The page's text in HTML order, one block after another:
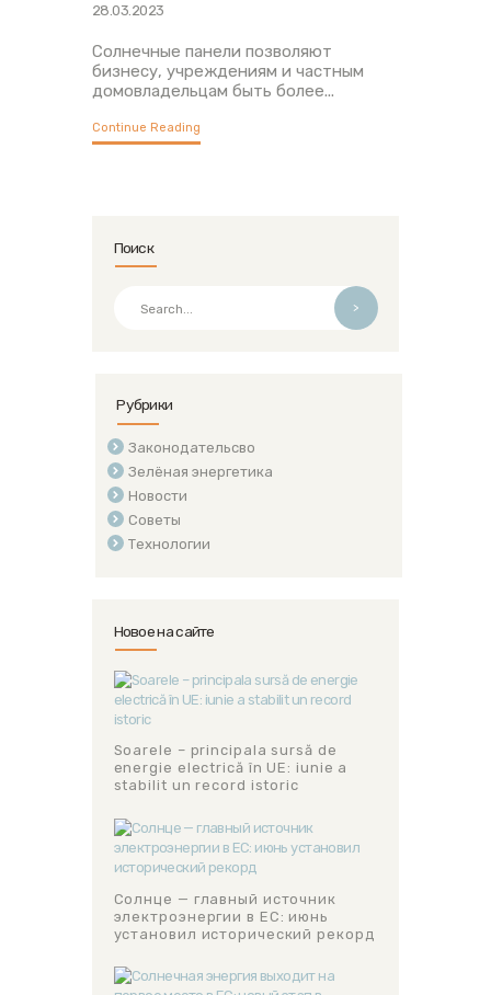
28.03.2023
Солнечные панели позволяют
бизнесу, учреждениям и частным
домовладельцам быть более...
Continue Reading
Поиск
>
Рубрики
Законодательсво
Зелёная энергетика
Новости
Советы
Технологии
Новое на сайте
Soarele – principala sursă de
energie electrică în UE: iunie a
stabilit un record istoric
Солнце — главный источник
электроэнергии в ЕС: июнь
установил исторический рекорд